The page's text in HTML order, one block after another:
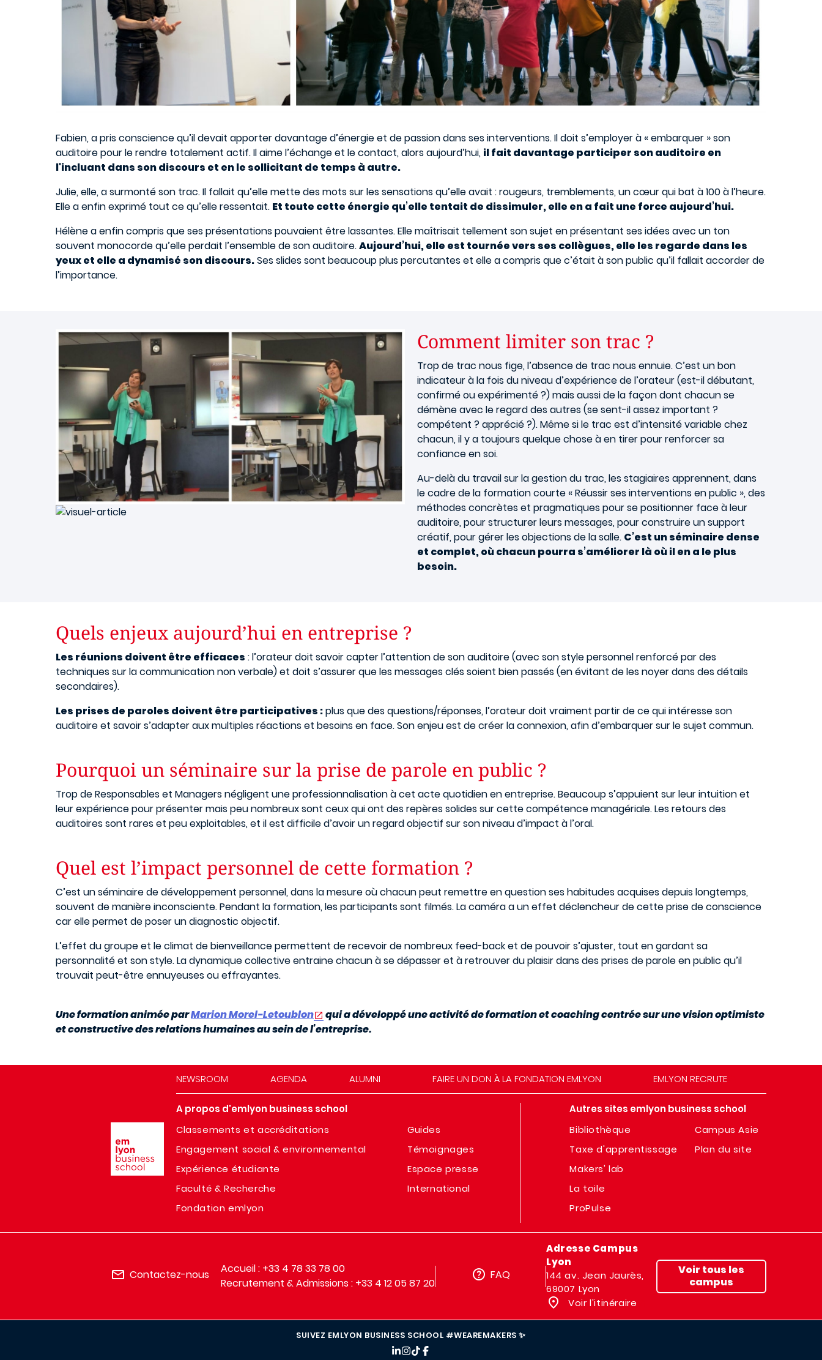
Fabien, a pris conscience qu’il devait apporter davantage d’énergie et de passion dans ses interventions. Il doit s’employer à « embarquer » son
auditoire pour le rendre totalement actif. Il aime l’échange et le contact, alors aujourd’hui, il fait davantage participer son auditoire en
l'incluant dans son discours et en le sollicitant de temps à autre.
Julie, elle, a surmonté son trac. Il fallait qu’elle mette des mots sur les sensations qu’elle avait : rougeurs, tremblements, un cœur qui bat à 100 à l’heure.
Elle a enfin exprimé tout ce qu’elle ressentait. Et toute cette énergie qu’elle tentait de dissimuler, elle en a fait une force aujourd’hui.
Hélène a enfin compris que ses présentations pouvaient être lassantes. Elle maîtrisait tellement son sujet en présentant ses idées avec un ton
souvent monocorde qu’elle perdait l’ensemble de son auditoire.Aujourd’hui, elle est tournée vers ses collègues, elle les regarde dans les
yeux et elle a dynamisé son discours.Ses slides sont beaucoup plus percutantes et elle a compris que c’était à son public qu’il fallait accorder de
l’importance.
Comment limiter son trac ?
Trop de trac nous fige, l’absence de trac nous ennuie. C’est un bon
indicateur à la fois du niveau d’expérience de l’orateur (est-il débutant,
confirmé ou expérimenté ?) mais aussi de la façon dont chacun se
démène avec le regard des autres (se sent-il assez important ?
compétent ? apprécié ?). Même si le trac est d’intensité variable chez
chacun, il y a toujours quelque chose à en tirer pour renforcer sa
confiance en soi.
Au-delà du travail sur la gestion du trac, les stagiaires apprennent, dans
le cadre de la formation courte « Réussir ses interventions en public », des
méthodes concrètes et pragmatiques pour se positionner face à leur
auditoire, pour structurer leurs messages, pour construire un support
créatif, pour gérer les objections de la salle. C’est un séminaire dense
et complet, où chacun pourra s’améliorer là où il en a le plus
besoin.
Quels enjeux aujourd’hui en entreprise ?
Les réunions doivent être efficaces : l’orateur doit savoir capter l’attention de son auditoire (avec son style personnel renforcé par des
techniques sur la communication non verbale) et doit s’assurer que les messages clés soient bien passés (en évitant de les noyer dans des détails
secondaires).
Les prises de paroles doivent être participatives :plus que des questions/réponses, l’orateur doit vraiment partir de ce qui intéresse son
auditoire et savoir s’adapter aux multiples réactions et besoins en face. Son enjeu est de créer la connexion, afin d’embarquer sur le sujet commun.
Pourquoi un séminaire sur la prise de parole en public ?
Trop de Responsables et Managers négligent une professionnalisation à cet acte quotidien en entreprise. Beaucoup s’appuient sur leur intuition et
leur expérience pour présenter mais peu nombreux sont ceux qui ont des repères solides sur cette compétence managériale. Les retours des
auditoires sont rares et peu exploitables, et il est difficile d’avoir un regard objectif sur son niveau d’impact à l’oral.
Quel est l’impact personnel de cette formation ?
C’est un séminaire de développement personnel, dans la mesure où chacun peut remettre en question ses habitudes acquises depuis longtemps,
souvent de manière inconsciente. Pendant la formation, les participants sont filmés. La caméra a un effet déclencheur de cette prise de conscience
car elle permet de poser un diagnostic objectif.
L’effet du groupe et le climat de bienveillance permettent de recevoir de nombreux feed-back et de pouvoir s’ajuster, tout en gardant sa
personnalité et son style. La dynamique collective entraine chacun à se dépasser et à retrouver du plaisir dans des prises de parole en public qu’il
trouvait peut-être ennuyeuses ou effrayantes.
Une formation animée parMarion Morel-Letoublon
qui a développé une activité de formation et coaching centrée sur une vision optimiste
et constructive des relations humaines au sein de l’entreprise.
NEWSROOM AGENDA ALUMNI FAIRE UN DON À LA FONDATION EMLYON EMLYON RECRUTE
A propos d'emlyon business school
Classements et accréditations
Engagement social & environnemental
Expérience étudiante
Faculté & Recherche
Fondation emlyon
Guides
Témoignages
Espace presse
International
Autres sites emlyon business school
Bibliothèque
Taxe d'apprentissage
Makers' lab
La toile
ProPulse
Campus Asie
Plan du site
Contactez-nous
Accueil : +33 4 78 33 78 00
Recrutement & Admissions : +33 4 12 05 87 20
FAQ
Adresse Campus
Lyon
144 av. Jean Jaurès,
69007 Lyon
Voir l'itinéraire
Voir tous les
campus
SUIVEZ EMLYON BUSINESS SCHOOL #WEAREMAKERS ✨